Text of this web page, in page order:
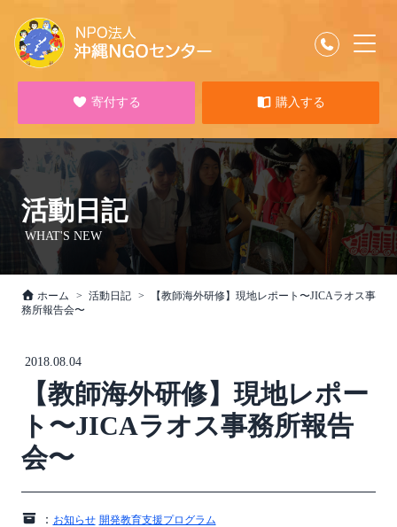
寄付する 購入する
活動日記
WHAT'S NEW
ホーム 活動日記
【教師海外研修】現地レポート〜JICAラオス事
務所報告会〜
2018.08.04
【教師海外研修】現地レポー
ト〜JICAラオス事務所報告
会〜
： お知らせ 開発教育支援プログラム